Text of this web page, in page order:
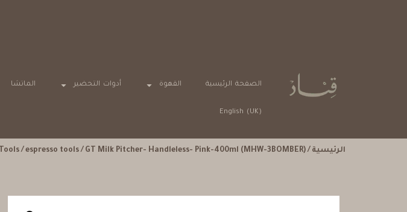
الصفحة الرئيسية القهوة أدوات التحضير الماتشا
English (UK)
الرئيسية /
Tools/ espresso tools/ GT Milk Pitcher- Handleless- Pink-400ml (MHW-3BOMBER)